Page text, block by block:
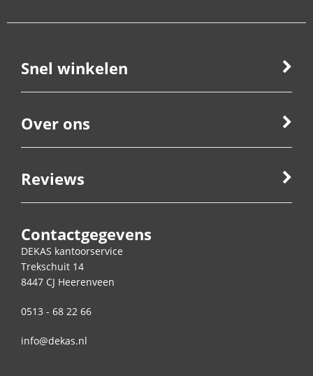
Snel winkelen
Over ons
Reviews
Contactgegevens
DEKAS kantoorservice
Trekschuit 14
8447 CJ Heerenveen
0513 - 68 22 66
info@dekas.nl